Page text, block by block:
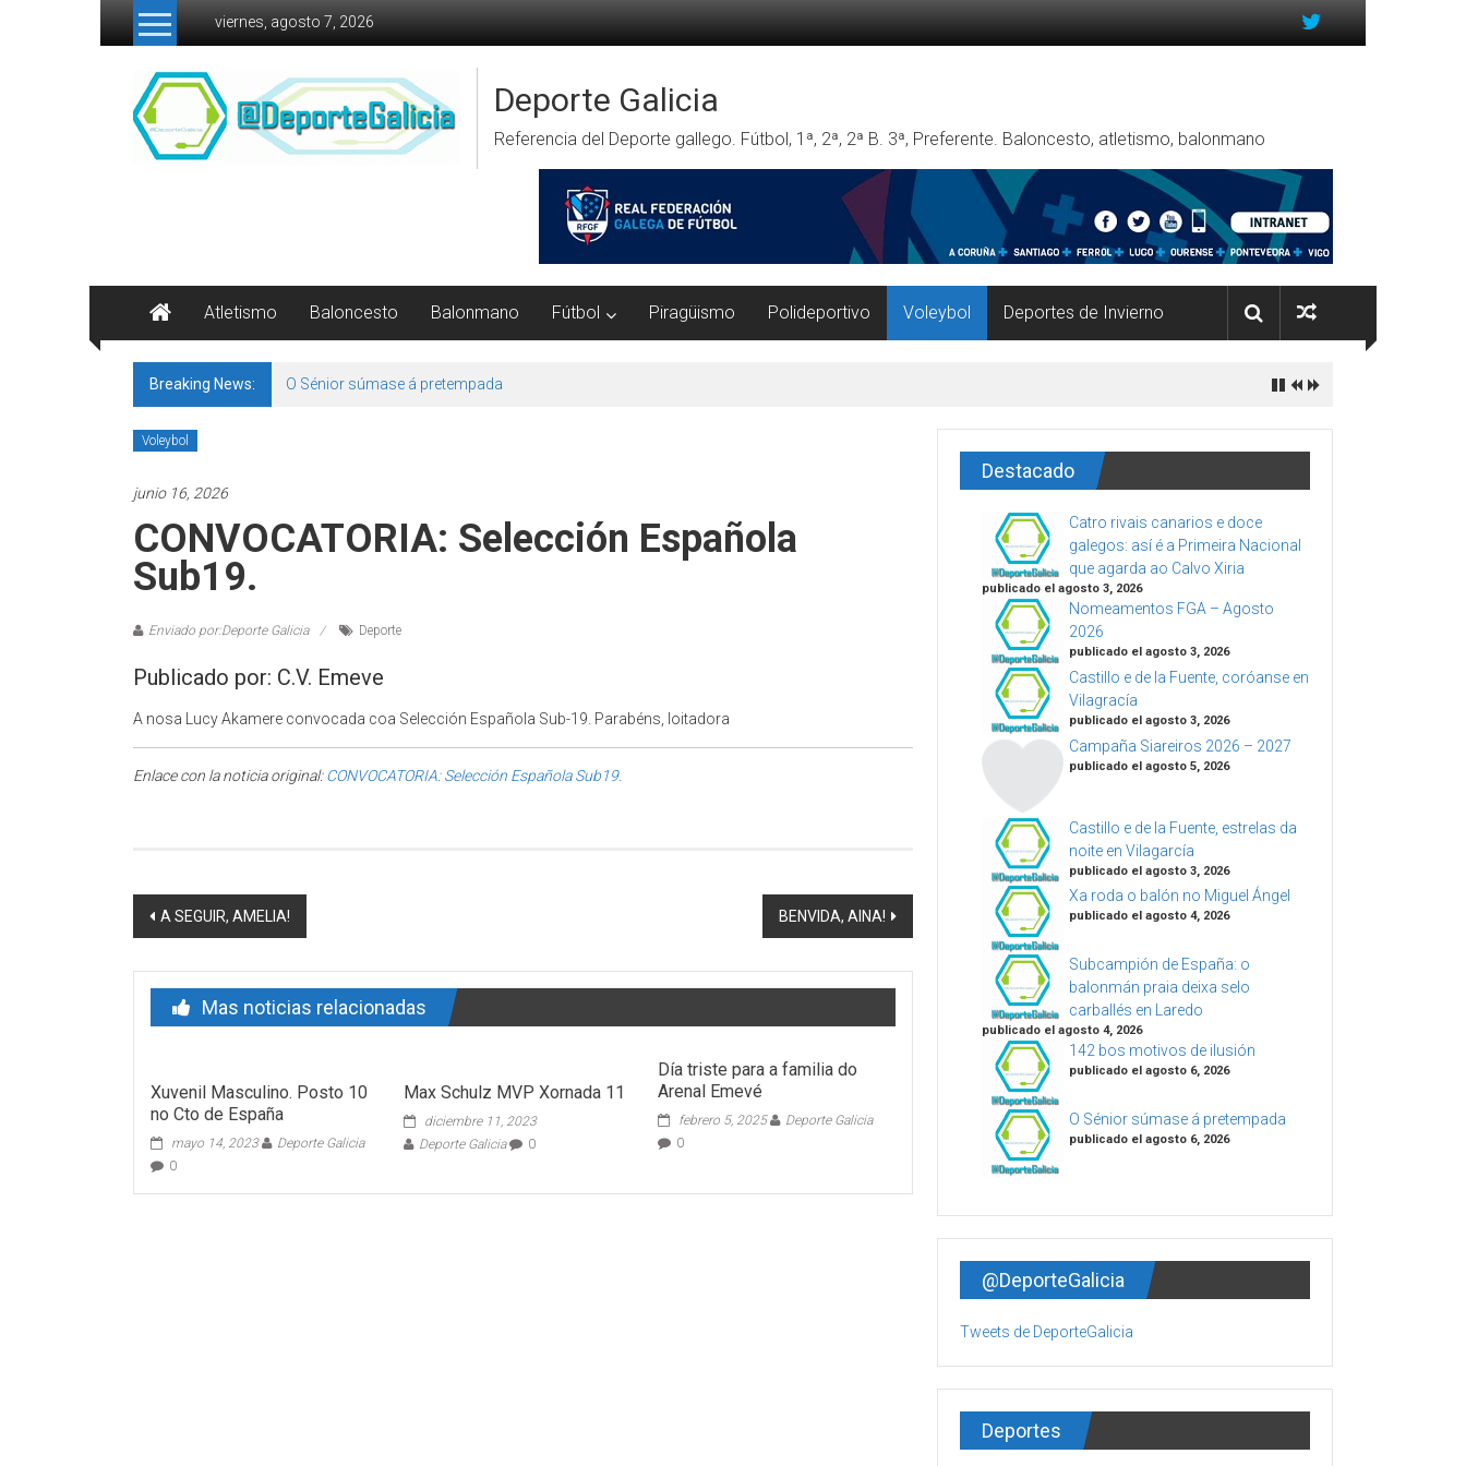
Skip to content
viernes, agosto 7, 2026
Deporte Galicia
Referencia del Deporte gallego. Fútbol, 1ª, 2ª, 2ª B. 3ª, Preferente. Baloncesto, atletismo, balonmano
Atletismo Baloncesto Balonmano Fútbol Piragüismo Polideportivo Voleybol Deportes de Invierno
Breaking News: O Sénior súmase á pretempada
Voleybol
junio 16, 2026
CONVOCATORIA: Selección Española
Sub19.
Enviado por:Deporte Galicia Deporte
Publicado por: C.V. Emeve
A nosa Lucy Akamere convocada coa Selección Española Sub-19. Parabéns, loitadora
Enlace con la noticia original:CONVOCATORIA: Selección Española Sub19.
Post navigation
A SEGUIR, AMELIA! BENVIDA, AINA!
Mas noticias relacionadas
Xuvenil Masculino. Posto 10
no Cto de España
mayo 14, 2023
Deporte Galicia
0
Max Schulz MVP Xornada 11
diciembre 11, 2023
Deporte Galicia
0
Día triste para a familia do
Arenal Emevé
febrero 5, 2025
Deporte Galicia
0
Destacado
Catro rivais canarios e doce
galegos: así é a Primeira Nacional
que agarda ao Calvo Xiria
publicado el agosto 3, 2026
Nomeamentos FGA – Agosto
2026
publicado el agosto 3, 2026
Castillo e de la Fuente, coróanse en
Vilagracía
publicado el agosto 3, 2026
Campaña Siareiros 2026 – 2027
publicado el agosto 5, 2026
Castillo e de la Fuente, estrelas da
noite en Vilagarcía
publicado el agosto 3, 2026
Xa roda o balón no Miguel Ángel
publicado el agosto 4, 2026
Subcampión de España: o
balonmán praia deixa selo
carballés en Laredo
publicado el agosto 4, 2026
142 bos motivos de ilusión
publicado el agosto 6, 2026
O Sénior súmase á pretempada
publicado el agosto 6, 2026
@DeporteGalicia
Tweets de DeporteGalicia
Deportes